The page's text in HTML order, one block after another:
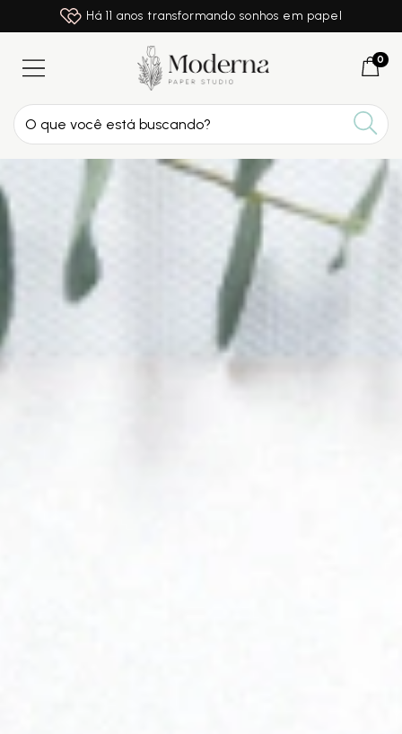
Há 11 anos transformando sonhos em papel
0